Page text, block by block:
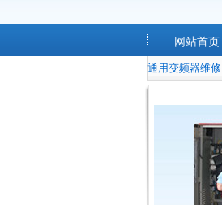
网站首页
通用变频器维修